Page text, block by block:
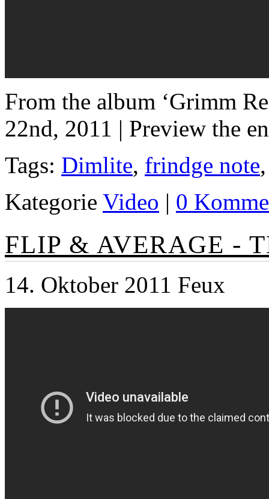
From the album ‘Grimm
22nd, 2011 | Preview the
Tags: Dimlite, frindge note
Kategorie Video | 0
FLIP & AVERAGE -
14. Oktober 2011 Feux